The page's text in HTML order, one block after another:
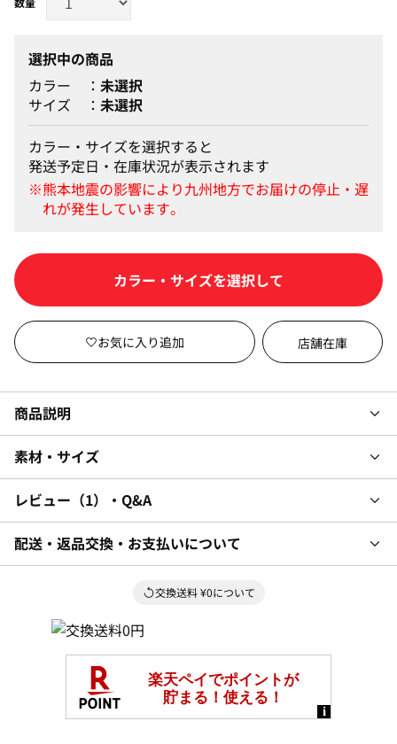
選択中の商品
カラー
未選択
サイズ
未選択
カラー・サイズを選択すると
発送予定日・在庫状況が表示されます
カートに入れる
店舗在庫
商品説明
素材・サイズ
レビュー 1 ・Q&A
配送・返品交換・お支払いについて
交換送料 ¥0について